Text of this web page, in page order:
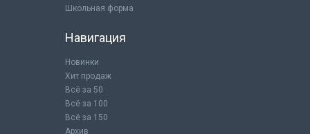
Школьная форма
Навигация
Новинки
Хит продаж
Всё за 50
Всё за 100
Всё за 150
Архив